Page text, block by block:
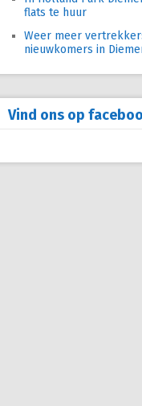
flats te huur
Weer meer
nieuwkomers in
Vind ons op